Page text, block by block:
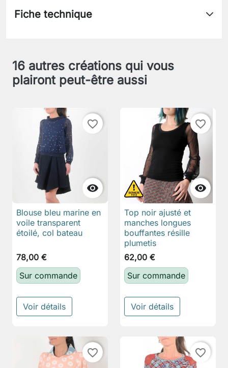
Fiche technique
16 autres créations qui vous
plairont peut-être aussi

favorite_border
Blouse bleu marine en
voile transparent
étoilé, col bateau
78,00 €
Sur commande
Voir détails

favorite_border
Top noir ajusté et
manches longues
bouffantes résille
plumetis
62,00 €
Sur commande
Voir détails
favorite_border favorite_border